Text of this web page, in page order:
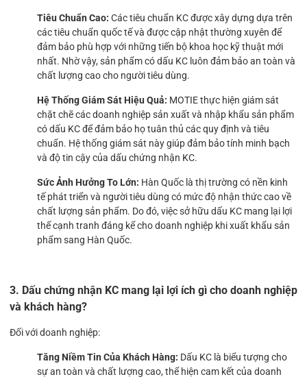
Tiêu Chuẩn Cao: Các tiêu chuẩn KC được xây dựng dựa trên
các tiêu chuẩn quốc tế và được cập nhật thường xuyên để
đảm bảo phù hợp với những tiến bộ khoa học kỹ thuật mới
nhất. Nhờ vậy, sản phẩm có dấu KC luôn đảm bảo an toàn và
chất lượng cao cho người tiêu dùng.
Hệ Thống Giám Sát Hiệu Quả: MOTIE thực hiện giám sát
chặt chẽ các doanh nghiệp sản xuất và nhập khẩu sản phẩm
có dấu KC để đảm bảo họ tuân thủ các quy định và tiêu
chuẩn. Hệ thống giám sát này giúp đảm bảo tính minh bạch
và độ tin cậy của dấu chứng nhận KC.
Sức Ảnh Hưởng To Lớn: Hàn Quốc là thị trường có nền kinh
tế phát triển và người tiêu dùng có mức độ nhận thức cao về
chất lượng sản phẩm. Do đó, việc sở hữu dấu KC mang lại lợi
thế cạnh tranh đáng kể cho doanh nghiệp khi xuất khẩu sản
phẩm sang Hàn Quốc.
3. Dấu chứng nhận KC mang lại lợi ích gì cho doanh nghiệp
và khách hàng?
Đối với doanh nghiệp:
Tăng Niềm Tin Của Khách Hàng: Dấu KC là biểu tượng cho
sự an toàn và chất lượng cao, thể hiện cam kết của doanh